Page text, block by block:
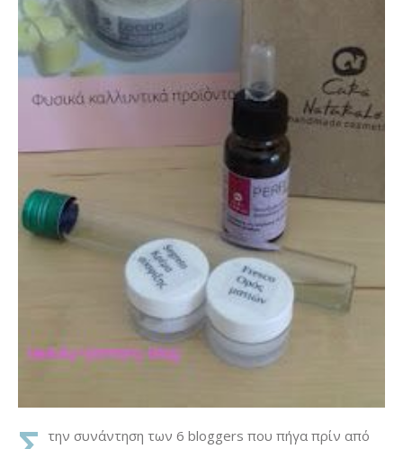
την συνάντηση των 6 bloggers που πήγα πρίν από